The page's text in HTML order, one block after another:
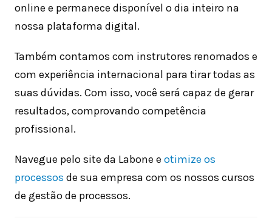
online e permanece disponível o dia inteiro na
nossa plataforma digital.
Também contamos com instrutores renomados e
com experiência internacional para tirar todas as
suas dúvidas. Com isso, você será capaz de gerar
resultados, comprovando competência
profissional.
Navegue pelo site da Labone e otimize os
processos de sua empresa com os nossos cursos
de gestão de processos.